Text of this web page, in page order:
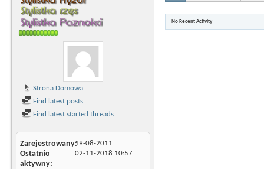
Strona Domowa
Find latest posts
Find latest started threads
Zarejestrowany19-08-2011
Ostatnio
aktywny
02-11-2018 10:57
No Recent Activity